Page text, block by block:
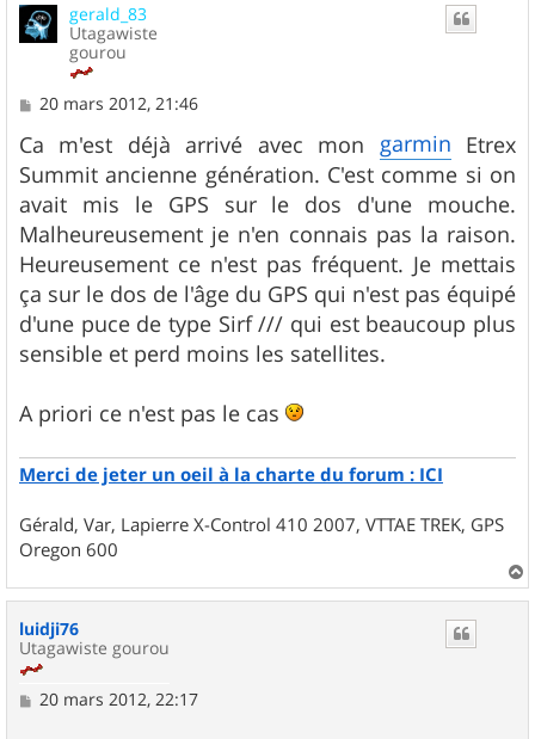
gerald_83
Utagawiste
gourou
M
s
s
a
g
e
20 mars 2012, 21:46
Ca m'est déjà arrivé avec mon garmin Etrex
Summit ancienne génération. C'est comme si on
avait mis le GPS sur le dos d'une mouche.
Malheureusement je n'en connais pas la raison.
Heureusement ce n'est pas fréquent. Je mettais
ça sur le dos de l'âge du GPS qui n'est pas équipé
d'une puce de type Sirf /// qui est beaucoup plus
sensible et perd moins les satellites.
A priori ce n'est pas le cas
Merci de jeter un oeil à la charte du forum : ICI
Gérald, Var, Lapierre X-Control 410 2007, VTTAE TREK, GPS
Oregon 600
a
luidji76
Utagawiste gourou
M
20 mars 2012, 22:17